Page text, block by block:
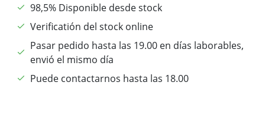
98,5% Disponible desde stock
Verificatión del stock online
Pasar pedido hasta las 19.00 en días laborables,
envió el mismo día
Puede contactarnos hasta las 18.00